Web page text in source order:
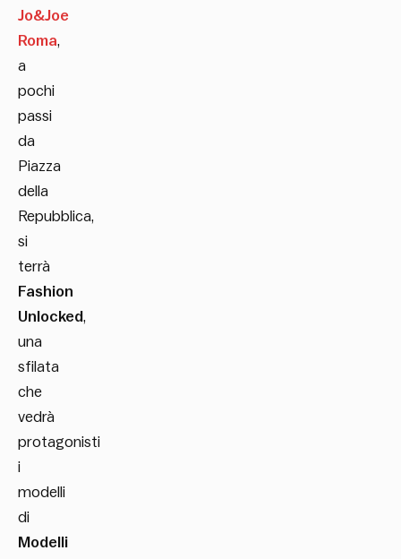
Jo&Joe
Roma,
a
pochi
passi
da
Piazza
della
Repubblica,
si
terrà
Fashion
Unlocked,
una
sfilata
che
vedrà
protagonisti
i
modelli
di
Modelli